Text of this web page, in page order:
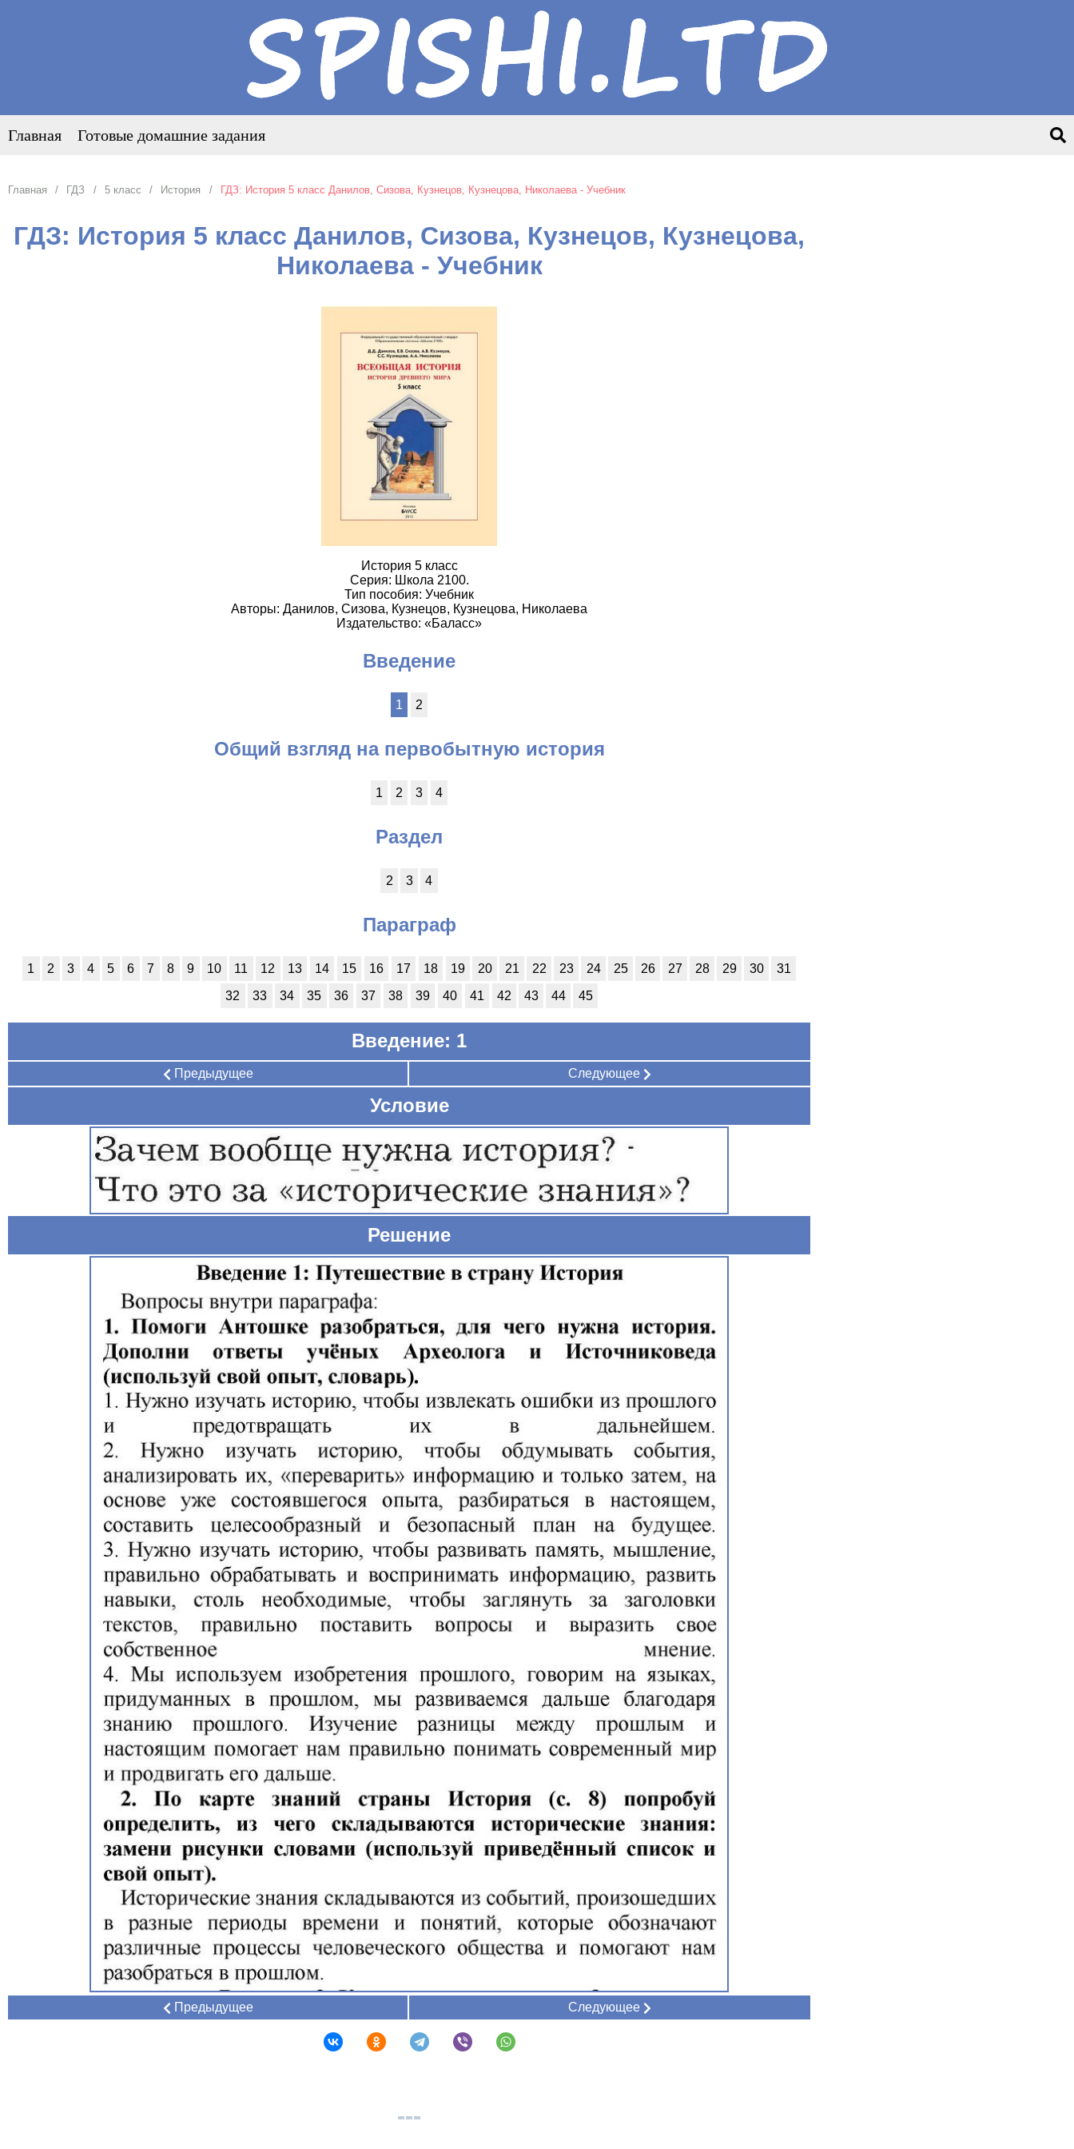
Главная Готовые домашние задания
Главная ГДЗ 5 класс История ГДЗ: История 5 класс Данилов, Сизова, Кузнецов, Кузнецова, Николаева - Учебник
ГДЗ: История 5 класс Данилов, Сизова, Кузнецов, Кузнецова,
Николаева - Учебник
История 5 класс
Серия: Школа 2100.
Тип пособия: Учебник
Авторы: Данилов, Сизова, Кузнецов, Кузнецова, Николаева
Издательство: «Баласс»
Введение
1 2
Общий взгляд на первобытную история
1 2 3 4
Раздел
2 3 4
Параграф
1 2 3 4 5 6 7 8 9 10 11 12 13 14 15 16 17 18 19 20 21 22 23 24 25 26 27 28 29 30
31
32
33 34 35 36 37 38 39 40 41 42 43 44 45
Введение: 1
Предыдущее Следующее
Условие
Решение
Предыдущее Следующее